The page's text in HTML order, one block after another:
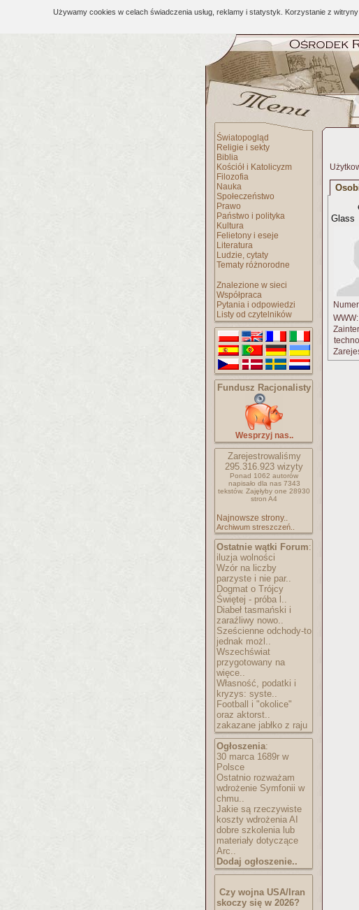
Używamy cookies w celach świadczenia usług, reklamy i statystyk. Korzystanie z
Światopogląd
Religie i sekty
Biblia
Kościół i Katolicyzm
Filozofia
Nauka
Społeczeństwo
Prawo
Państwo i polityka
Kultura
Felietony i eseje
Literatura
Ludzie, cytaty
Tematy różnorodne
Znalezione w sieci
Współpraca
Pytania i odpowiedzi
Listy od czytelników
Fundusz Racjonalisty
Wesprzyj nas..
Zarejestrowaliśmy
295.316.923 wizyty
Ponad 1062 autorów
napisało dla nas 7343
tekstów. Zajęłyby one 28930
stron A4
Najnowsze strony..
Archiwum streszczeń..
Ostatnie wątki Forum:
iluzja wolności
Wzór na liczby
parzyste i nie par..
Dogmat o Trójcy
Świętej - próba l..
Diabeł tasmański i
zaraźliwy nowo..
Sześcienne odchody-to
jednak możl..
Wszechświat
przygotowany na
więce..
Własność, podatki i
kryzys: syste..
Football i "okolice"
oraz aktorst..
zakazane jabłko z raju
Ogłoszenia:
30 marca 1689r w
Polsce
Ostatnio rozważam
wdrożenie Symfonii w
chmu..
Jakie są rzeczywiste
koszty wdrożenia AI
dobre szkolenia lub
materiały dotyczące
Arc..
Dodaj ogłoszenie..
Czy wojna USA/Iran
skoczy się w 2026?
Glass
WWW: